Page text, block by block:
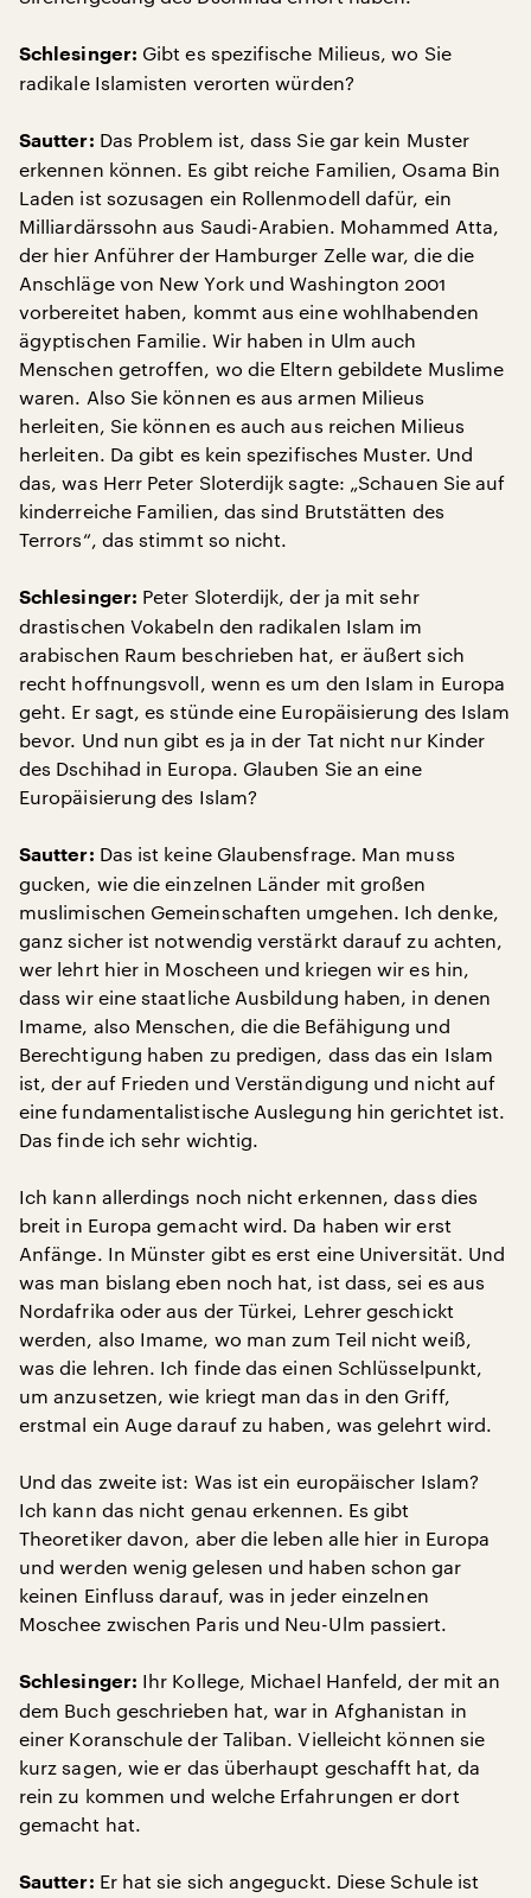
Schlesinger: Gibt es spezifische Milieus, wo Sie
radikale Islamisten verorten würden?
Sautter: Das Problem ist, dass Sie gar kein Muster
erkennen können. Es gibt reiche Familien, Osama Bin
Laden ist sozusagen ein Rollenmodell dafür, ein
Milliardärssohn aus Saudi-Arabien. Mohammed Atta,
der hier Anführer der Hamburger Zelle war, die die
Anschläge von New York und Washington 2001
vorbereitet haben, kommt aus eine wohlhabenden
ägyptischen Familie. Wir haben in Ulm auch
Menschen getroffen, wo die Eltern gebildete Muslime
waren. Also Sie können es aus armen Milieus
herleiten, Sie können es auch aus reichen Milieus
herleiten. Da gibt es kein spezifisches Muster. Und
das, was Herr Peter Sloterdijk sagte: „Schauen Sie auf
kinderreiche Familien, das sind Brutstätten des
Terrors“, das stimmt so nicht.
Schlesinger: Peter Sloterdijk, der ja mit sehr
drastischen Vokabeln den radikalen Islam im
arabischen Raum beschrieben hat, er äußert sich
recht hoffnungsvoll, wenn es um den Islam in Europa
geht. Er sagt, es stünde eine Europäisierung des Islam
bevor. Und nun gibt es ja in der Tat nicht nur Kinder
des Dschihad in Europa. Glauben Sie an eine
Europäisierung des Islam?
Sautter: Das ist keine Glaubensfrage. Man muss
gucken, wie die einzelnen Länder mit großen
muslimischen Gemeinschaften umgehen. Ich denke,
ganz sicher ist notwendig verstärkt darauf zu achten,
wer lehrt hier in Moscheen und kriegen wir es hin,
dass wir eine staatliche Ausbildung haben, in denen
Imame, also Menschen, die die Befähigung und
Berechtigung haben zu predigen, dass das ein Islam
ist, der auf Frieden und Verständigung und nicht auf
eine fundamentalistische Auslegung hin gerichtet ist.
Das finde ich sehr wichtig.
Ich kann allerdings noch nicht erkennen, dass dies
breit in Europa gemacht wird. Da haben wir erst
Anfänge. In Münster gibt es erst eine Universität. Und
was man bislang eben noch hat, ist dass, sei es aus
Nordafrika oder aus der Türkei, Lehrer geschickt
werden, also Imame, wo man zum Teil nicht weiß,
was die lehren. Ich finde das einen Schlüsselpunkt,
um anzusetzen, wie kriegt man das in den Griff,
erstmal ein Auge darauf zu haben, was gelehrt wird.
Und das zweite ist: Was ist ein europäischer Islam?
Ich kann das nicht genau erkennen. Es gibt
Theoretiker davon, aber die leben alle hier in Europa
und werden wenig gelesen und haben schon gar
keinen Einfluss darauf, was in jeder einzelnen
Moschee zwischen Paris und Neu-Ulm passiert.
Schlesinger: Ihr Kollege, Michael Hanfeld, der mit an
dem Buch geschrieben hat, war in Afghanistan in
einer Koranschule der Taliban. Vielleicht können sie
kurz sagen, wie er das überhaupt geschafft hat, da
rein zu kommen und welche Erfahrungen er dort
gemacht hat.
Sautter: Er hat sie sich angeguckt. Diese Schule ist